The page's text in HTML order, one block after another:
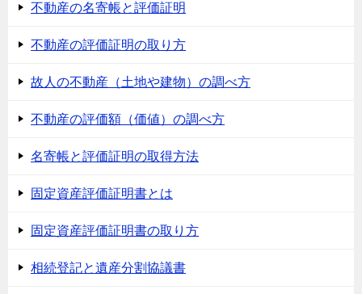
不動産の名寄帳と評価証明
不動産の評価証明の取り方
故人の不動産（土地や建物）の調べ方
不動産の評価額（価値）の調べ方
名寄帳と評価証明の取得方法
固定資産評価証明書とは
固定資産評価証明書の取り方
相続登記と遺産分割協議書